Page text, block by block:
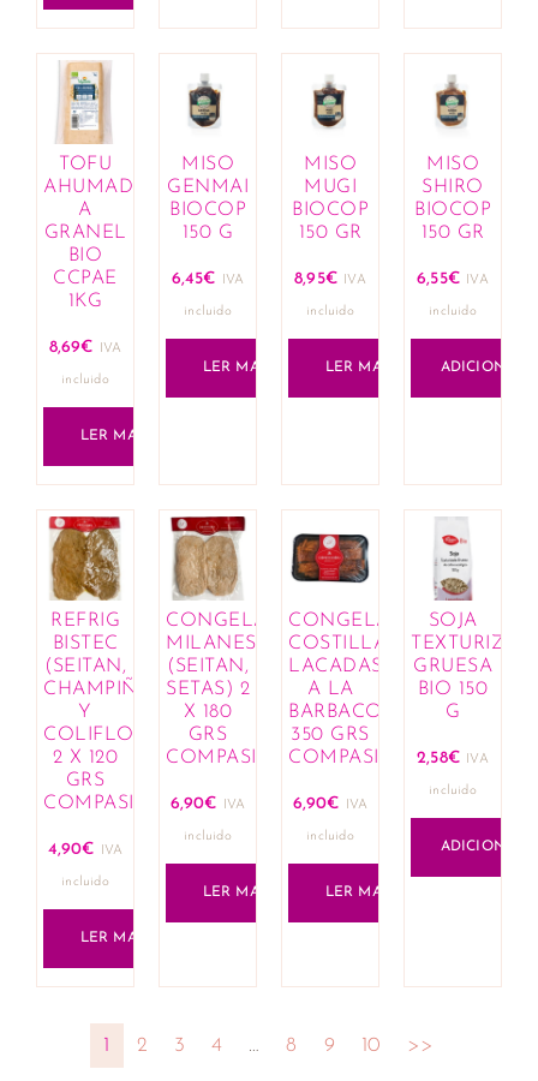
TOFU
AHUMADO
A
GRANEL
BIO
CCPAE
1KG
8,69€ IVA
incluido
LER MAIS
MISO
GENMAI
BIOCOP
150 G
6,45€ IVA
incluido
LER MAIS
MISO
MUGI
BIOCOP
150 GR
8,95€ IVA
incluido
LER MAIS
MISO
SHIRO
BIOCOP
150 GR
6,55€ IVA
incluido
ADICIONAR
REFRIG
BISTEC
(SEITAN,
CHAMPIÑON
Y
COLIFLOR)
2 X 120
GRS
COMPASIÓN
4,90€ IVA
incluido
LER MAIS
CONGELADO
MILANESA
(SEITAN,
SETAS) 2
X 180
GRS
COMPASIÓN
6,90€ IVA
incluido
LER MAIS
CONGELADO
COSTILLAS
LACADAS
A LA
BARBACOA
350 GRS
COMPASIÓN
6,90€ IVA
incluido
LER MAIS
SOJA
GRUESA
BIO 150
G
2,58€ IVA
incluido
ADICIONAR
1 2 3 4 … 8 9 10 >>